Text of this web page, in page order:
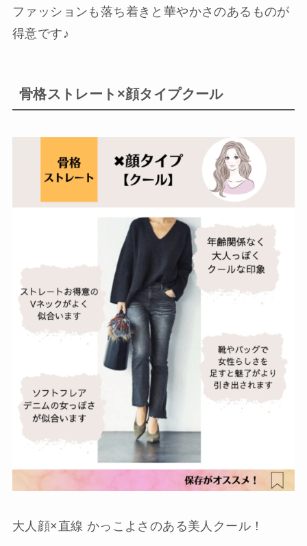
ファッションも落ち着きと華やかさのあるものが
得意です♪
骨格ストレート×顔タイプクール
大人顔×直線 かっこよさのある美人クール！